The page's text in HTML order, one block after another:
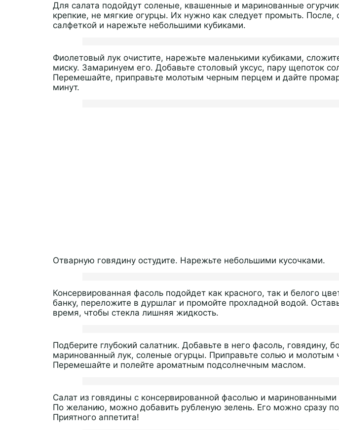
Для салата подойдут соленые, квашенные и маринованные
крепкие, не мягкие огурцы. Их нужно как следует промыть. После,
салфеткой и нарежьте небольшими кубиками.
Фиолетовый лук очистите, нарежьте маленькими кубиками,
миску. Замаринуем его. Добавьте столовый уксус, пару щепоток
Перемешайте, приправьте молотым черным перцем и дайте
минут.
Отварную говядину остудите. Нарежьте небольшими кусочками.
Консервированная фасоль подойдет как красного, так и белого
банку, переложите в дуршлаг и промойте прохладной водой.
время, чтобы стекла лишняя жидкость.
Подберите глубокий салатник. Добавьте в него фасоль, говядину,
маринованный лук, соленые огурцы. Приправьте солью и
Перемешайте и полейте ароматным подсолнечным маслом.
Салат из говядины с консервированной фасолью и маринованными
По желанию, можно добавить рубленую зелень. Его можно сразу
Приятного аппетита!